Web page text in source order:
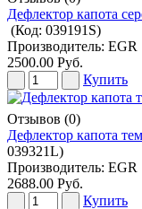
Дефлектор капота
(Код: 039191S)
Производитель: EGR
2500.00 Руб.
Купить
Отзывов (0)
Дефлектор капота
039321L)
Производитель: EGR
2688.00 Руб.
Купить